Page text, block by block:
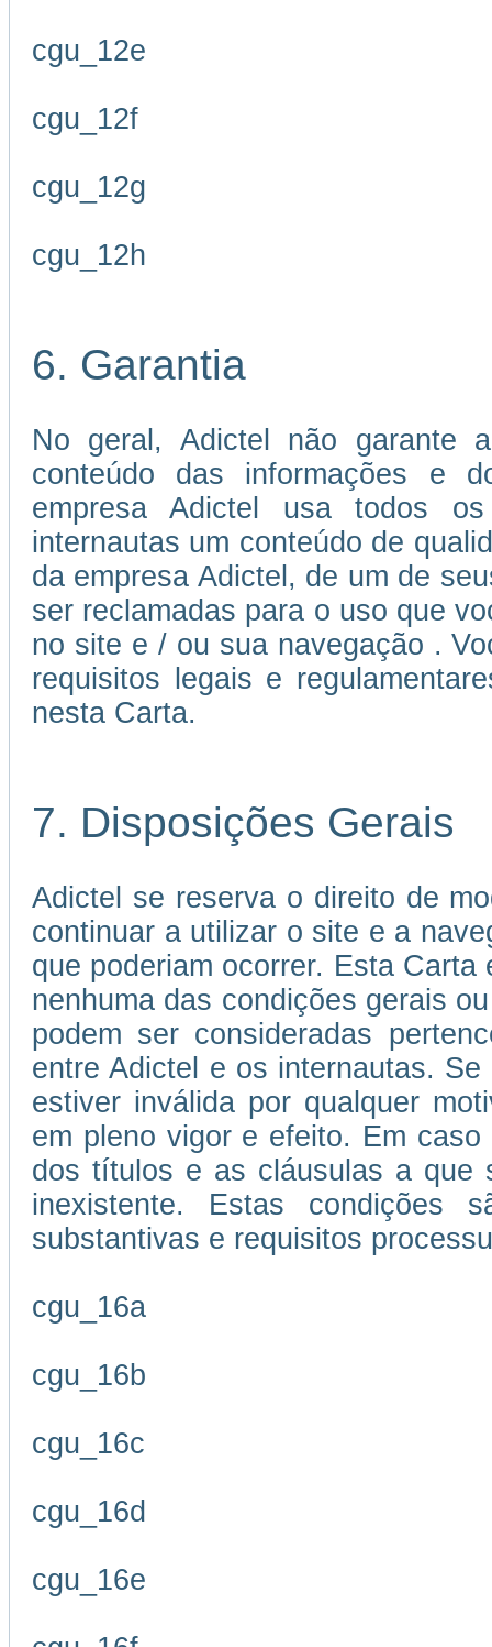
cgu_12e
cgu_12f
cgu_12g
cgu_12h
6. Garantia
No geral, Adictel não garante
conteúdo das informações e
empresa Adictel usa todos
internautas um conteúdo de
da empresa Adictel, de um de
ser reclamadas para o uso que
no site e / ou sua navegação .
requisitos legais e
nesta Carta.
7. Disposições Gerais
Adictel se reserva o direito de
continuar a utilizar o site e a
que poderiam ocorrer. Esta
nenhuma das condições gerais
podem ser consideradas
entre Adictel e os internautas.
estiver inválida por qualquer
em pleno vigor e efeito. Em
dos títulos e as cláusulas a que
inexistente. Estas condições
substantivas e requisitos
cgu_16a
cgu_16b
cgu_16c
cgu_16d
cgu_16e